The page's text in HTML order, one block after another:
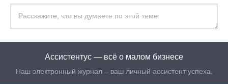
Ассистентус — всё о малом бизнесе
Наш электронный журнал – ваш личный ассистент успеха.